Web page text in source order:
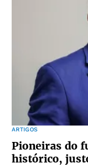
ARTIGOS
Pioneiras do
histórico,